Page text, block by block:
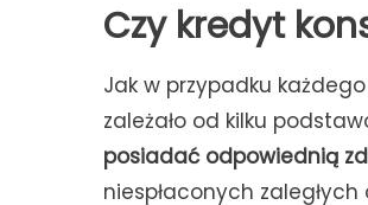
Czy kredyt
Jak w przypadku
zależało od kilku
posiadać odpowiednią
niespłaconych